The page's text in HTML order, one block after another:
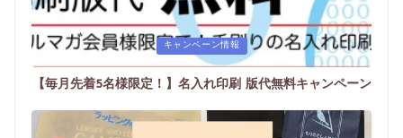
Posted
in
キャンペーン情報
【毎月先着5名様限定！】名入れ印刷 版代無料キャンペーン